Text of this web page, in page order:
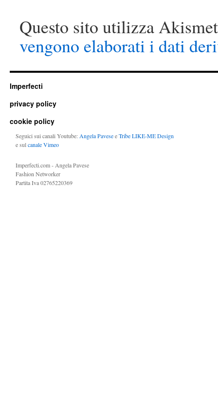
Questo sito utilizza
vengono elaborati i dati
Imperfecti
privacy policy
cookie policy
Seguici sui canali Youtube: Angela PaveseeTribe LIKE-ME Design
e sulcanale Vimeo
Imperfecti.com - Angela Pavese
Fashion Networker
Partita Iva 02765220369